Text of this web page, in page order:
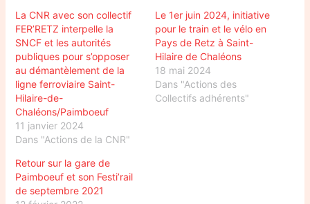
La CNR avec son collectif
FER’RETZ interpelle la
SNCF et les autorités
publiques pour s’opposer
au démantèlement de la
ligne ferroviaire Saint-
Hilaire-de-
Chaléons/Paimboeuf
11 janvier 2024
Dans "Actions de la CNR"
Le 1er juin 2024, initiative
pour le train et le vélo en
Pays de Retz à Saint-
Hilaire de Chaléons
18 mai 2024
Dans "Actions des
Collectifs adhérents"
Retour sur la gare de
Paimboeuf et son Festi’rail
de septembre 2021